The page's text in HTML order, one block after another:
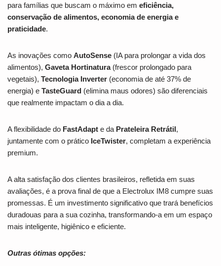
para famílias que buscam o máximo em eficiência,
conservação de alimentos, economia de energia e
praticidade.
As inovações como AutoSense (IA para prolongar a vida dos
alimentos), Gaveta Hortinatura(frescor prolongado para
vegetais), Tecnologia Inverter (economia de até 37% de
energia) e TasteGuard (elimina maus odores) são diferenciais
que realmente impactam o dia a dia.
A flexibilidade do FastAdapt e da Prateleira Retrátil,
juntamente com o prático IceTwister, completam a experiência
premium.
A alta satisfação dos clientes brasileiros, refletida em suas
avaliações, é a prova final de que a Electrolux IM8 cumpre suas
promessas. É um investimento significativo que trará benefícios
duradouas para a sua cozinha, transformando-a em um espaço
mais inteligente, higiênico e eficiente.
Outras ótimas opções: